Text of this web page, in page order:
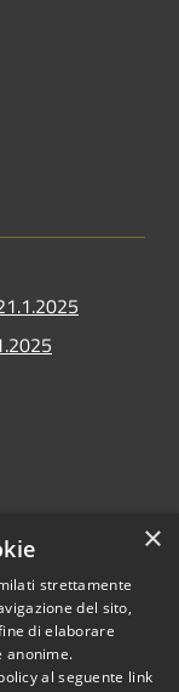
© 2020 •
×
strettamente
del sito,
di elaborare
anonime.
al seguente link